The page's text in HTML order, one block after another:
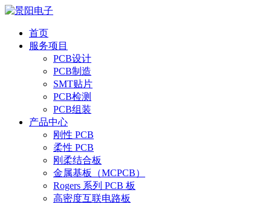
首页
服务项目
PCB设计
PCB制造
SMT贴片
PCB检测
PCB组装
产品中心
刚性 PCB
柔性 PCB
刚柔结合板
金属基板（MCPCB）
Rogers 系列 PCB 板
高密度互联电路板